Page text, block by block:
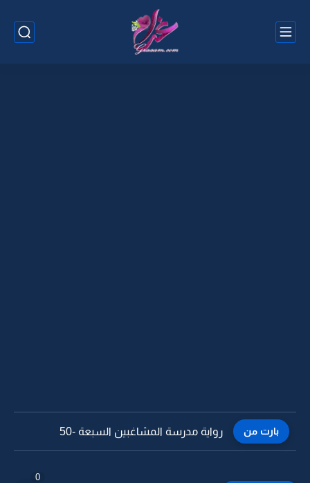
بارت من رواية مدرسة المشاغبين السبعة -49
0